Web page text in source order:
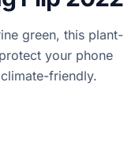
green, this plant-
your phone
friendly.